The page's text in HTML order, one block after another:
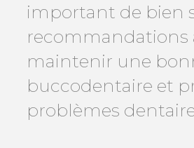
important de bien
recommandations
maintenir une
buccodentaire et
problèmes